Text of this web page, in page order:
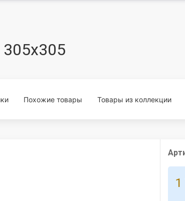
Похожие товары Товары из коллекции
1